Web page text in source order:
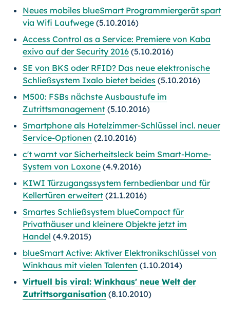
Neues mobiles blueSmart Programmiergerät spart
via Wifi Laufwege (5.10.2016)
Access Control as a Service: Premiere von Kaba
exivo auf der Security 2016 (5.10.2016)
SE von BKS oder RFID? Das neue elektronische
Schließsystem Ixalo bietet beides (5.10.2016)
M500: FSBs nächste Ausbaustufe im
Zutrittsmanagement (5.10.2016)
Smartphone als Hotelzimmer-Schlüssel incl. neuer
Service-Optionen (2.10.2016)
c't warnt vor Sicherheitsleck beim Smart-Home-
System von Loxone (4.9.2016)
KIWI Türzugangssystem fernbedienbar und für
Kellertüren erweitert (21.1.2016)
Smartes Schließsystem blueCompact für
Privathäuser und kleinere Objekte jetzt im
Handel (4.9.2015)
blueSmart Active: Aktiver Elektronikschlüssel von
Winkhaus mit vielen Talenten (1.10.2014)
Virtuell bis viral: Winkhaus' neue Welt der
Zutrittsorganisation (8.10.2010)